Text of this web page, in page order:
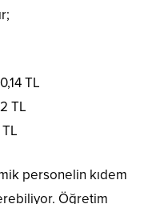
TL
TL
personelin kıdem
Öğretim